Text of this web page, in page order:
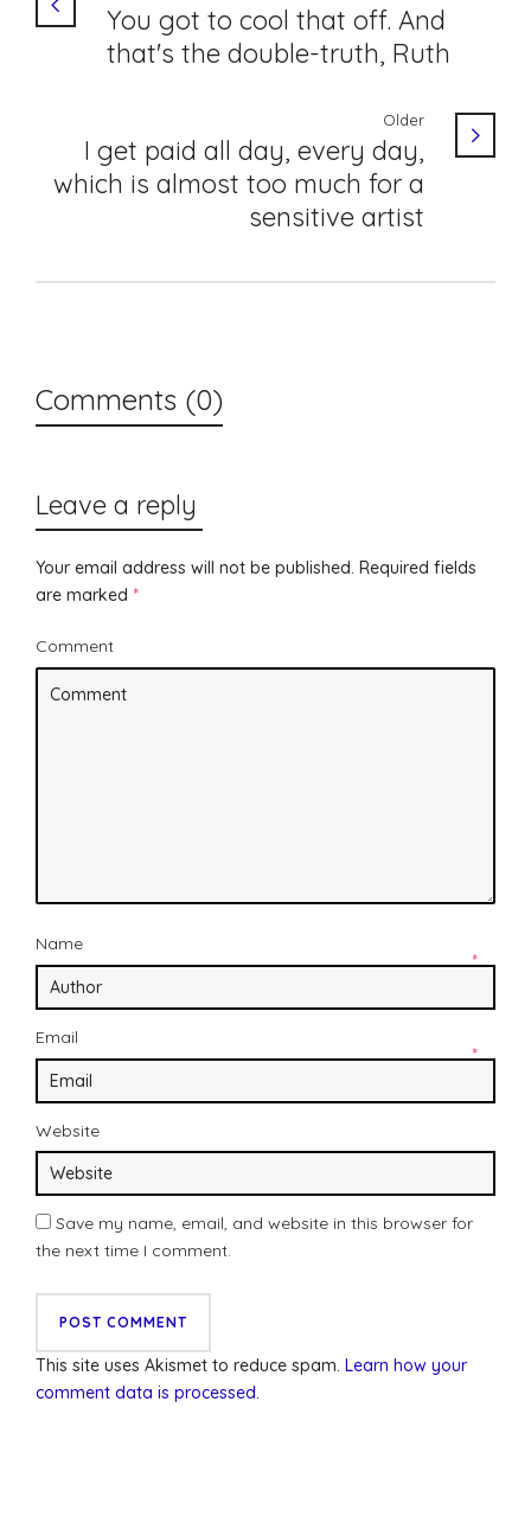
You got to cool that off. And
that's the double-truth, Ruth
Older
I get paid all day, every day,
which is almost too much for a
sensitive artist
Comments (0)
Leave a reply
Your email address will not be published. Required fields
are marked *
Comment
Name
*
Email
*
Website
Save my name, email, and website in this browser for
the next time I comment.
This site uses Akismet to reduce spam. Learn how your
comment data is processed.